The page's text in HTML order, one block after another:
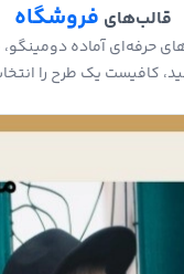
قالب‌های فروشگاه
حرفه‌ای آماده دومینگو،
کافیست یک طرح را